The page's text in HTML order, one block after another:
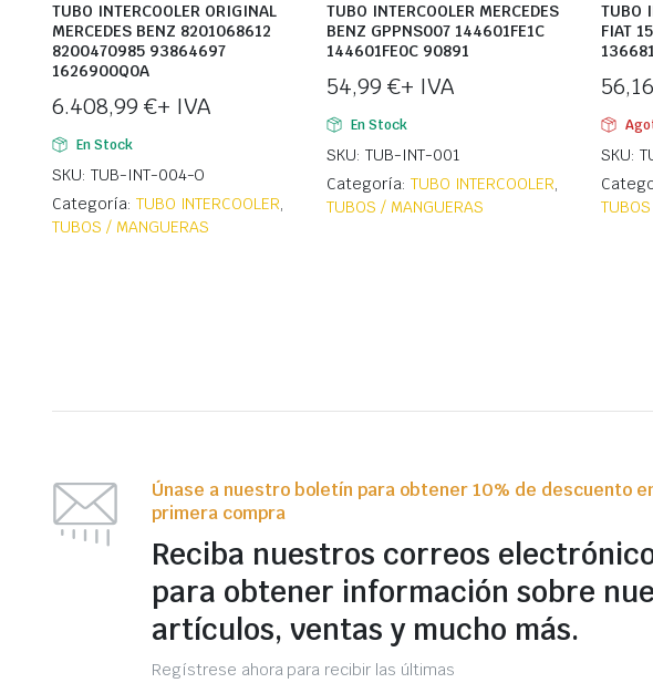
TUBO INTERCOOLER ORIGINAL
MERCEDES BENZ 8201068612
8200470985 93864697
1626900Q0A
6.408,99 €+ IVA
En Stock
SKU: TUB-INT-004-O
Categoría: TUBO INTERCOOLER,
TUBOS / MANGUERAS
TUBO INTERCOOLER MERCEDES
BENZ GPPNS007 144601FE1C
144601FE0C 90891
54,99 €+ IVA
En Stock
SKU: TUB-INT-001
Categoría: TUBO INTERCOOLER,
TUBOS / MANGUERAS
TUBO
FIAT
56,16
SKU:
Únase a nuestro boletín para obtener 10% de descuento
primera compra
Reciba nuestros correos
para obtener información sobre
artículos, ventas y mucho más.
Regístrese ahora para recibir las últimas